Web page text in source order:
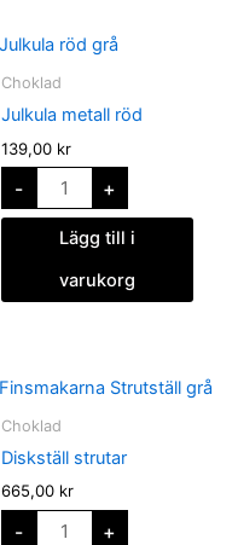
Choklad
Julkula metall röd
139,00 kr
-
Julkula
metall
röd
mängd
+
Lägg till i
varukorg
Choklad
Diskställ strutar
665,00 kr
-
Diskställ
strutar
mängd
+